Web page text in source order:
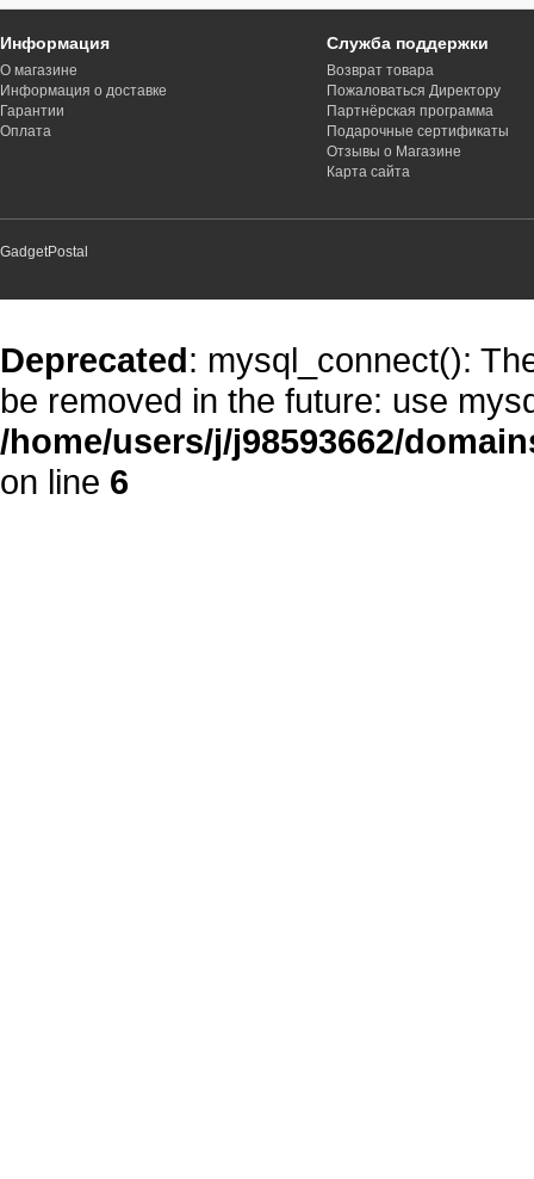
Информация
О магазине
Информация о доставке
Гарантии
Оплата
Служба поддержки
Возврат товара
Пожаловаться Директору
Партнёрская программа
Подарочные сертификаты
Отзывы о Магазине
Карта сайта
GadgetPostal
Deprecated: mysql_connect():
be removed in the future: use
/home/users/j/j98593662/
on line 6